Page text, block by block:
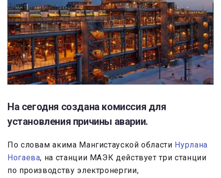
На сегодня создана комиссия для
установления причины аварии.
По словам акима Мангистауской области Нурлана
Ногаева, на станции МАЭК действует три станции
по производству электронергии,